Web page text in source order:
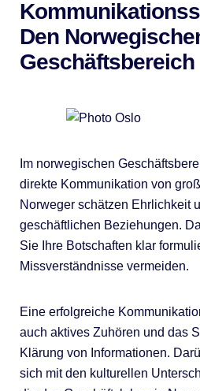
Den
Geschäftsbereich
Im norwegischen
direkte Kommunikation von
Norweger schätzen Ehrlichkeit
geschäftlichen Beziehungen.
Sie Ihre Botschaften klar
Missverständnisse vermeiden.
Eine erfolgreiche
auch aktives Zuhören und das
Klärung von Informationen.
sich mit den kulturellen